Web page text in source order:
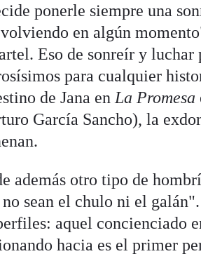
ponerle siempre una
en algún
Eso de sonreír y luchar
para cualquier
de Jana en La Promesa
García Sancho), la
además otro tipo de
sean el chulo ni el
aquel concienciado
hacia es el primer